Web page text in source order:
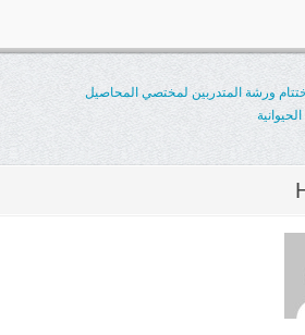
ورشة المتدربين لمختصي المحاصيل